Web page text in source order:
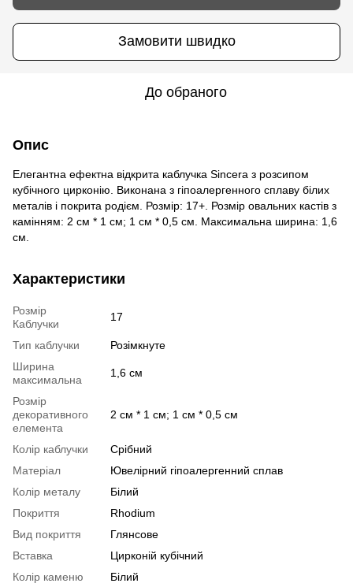
Замовити швидко
До обраного
Опис
Елегантна ефектна відкрита каблучка Sincera з розсипом
кубічного цирконію. Виконана з гіпоалергенного сплаву білих
металів і покрита родієм. Розмір: 17+. Розмір овальних кастів з
камінням: 2 см * 1 см; 1 см * 0,5 см. Максимальна ширина: 1,6
см.
Характеристики
Розмір
Каблучки
17
Тип каблучки
Розімкнуте
Ширина
максимальна
1,6 см
Розмір
декоративного
елемента
2 см * 1 см; 1 см * 0,5 см
Колір каблучки
Срібний
Матеріал
Ювелірний гіпоалергенний сплав
Колір металу
Білий
Покриття
Rhodium
Вид покриття
Глянсове
Вставка
Цирконій кубічний
Колір каменю
Білий